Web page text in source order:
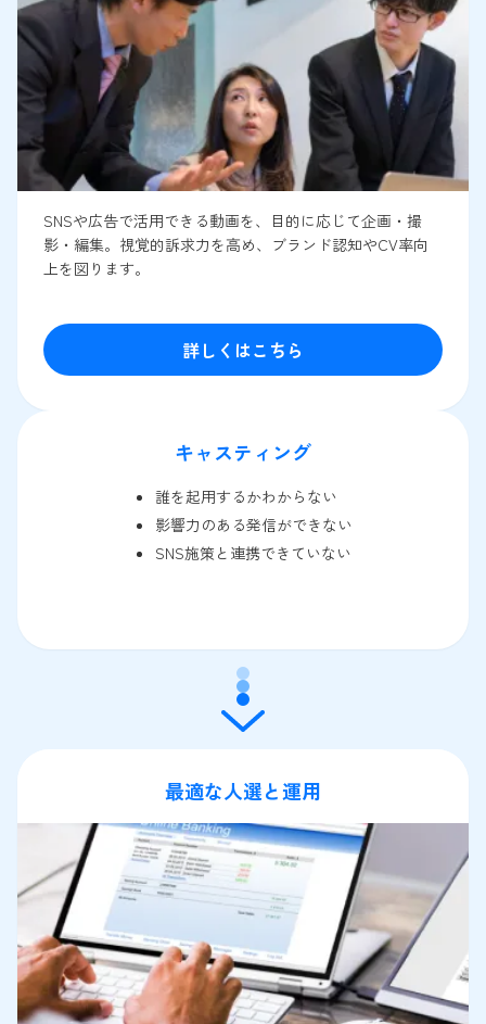
SNSや広告で活用できる動画を、目的に応じて企画・撮
影・編集。視覚的訴求力を高め、ブランド認知やCV率向
上を図ります。
詳しくはこちら
キャスティング
誰を起用するかわからない
影響力のある発信ができない
SNS施策と連携できていない
最適な人選と運用